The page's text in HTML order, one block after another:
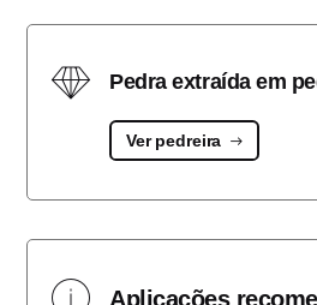
Pedra extraída em
Ver pedreira
Aplicações